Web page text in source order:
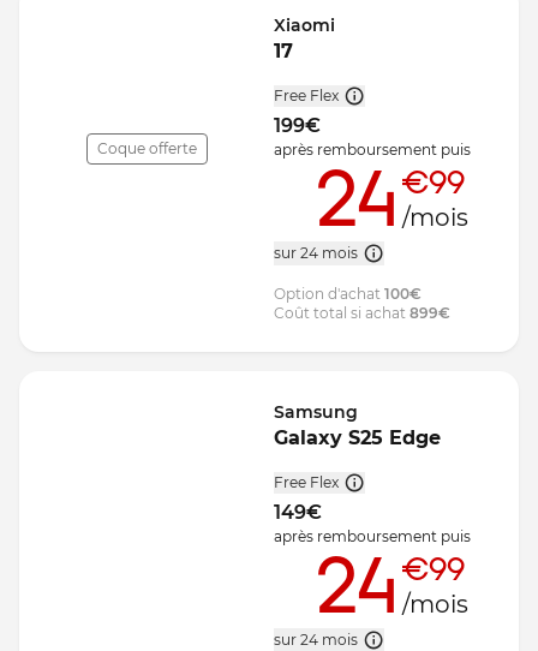
Coque offerte
Xiaomi
17
Free Flex
199€
après remboursement puis
24 €99
/mois
sur 24 mois
Option d'achat 100€
Coût total si achat 899€
Samsung
Galaxy S25 Edge
Free Flex
149€
après remboursement puis
24 €99
/mois
sur 24 mois